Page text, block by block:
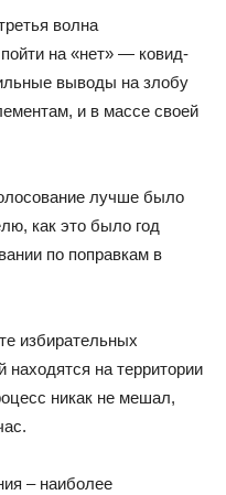
волна
на «нет» — ковид-
выводы на злобу
и в массе своей
лучше было
как это было год
по поправкам в
избирательных
находятся на территории
никак не мешал,
– наиболее